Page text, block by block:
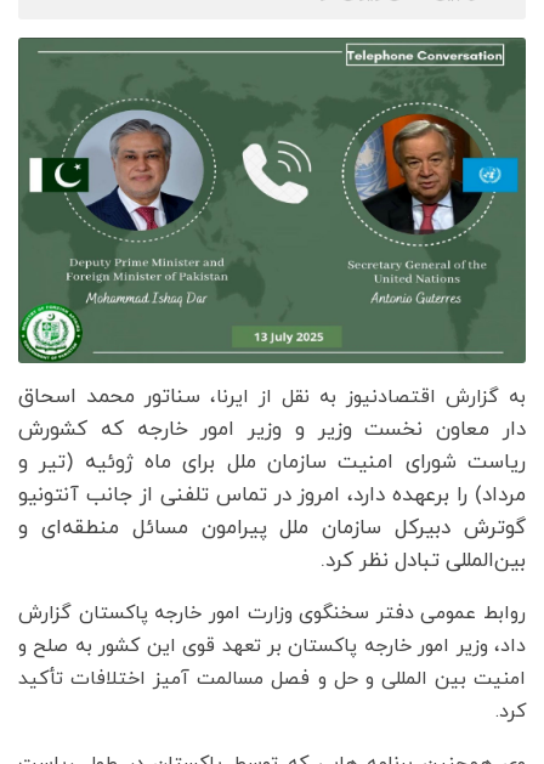
به گزارش اقتصادنیوز به نقل از ایرنا، سناتور محمد اسحاق
دار معاون نخست وزیر و وزیر امور خارجه که کشورش
ریاست شورای امنیت سازمان ملل برای ماه ژوئیه (تیر و
مرداد) را برعهده دارد، امروز در تماس تلفنی از جانب آنتونیو
گوترش دبیرکل سازمان ملل پیرامون مسائل منطقه‌ای و
بین‌المللی تبادل نظر کرد.
روابط عمومی دفتر سخنگوی وزارت امور خارجه پاکستان گزارش
داد، وزیر امور خارجه پاکستان بر تعهد قوی این کشور به صلح و
امنیت بین المللی و حل و فصل مسالمت آمیز اختلافات تأکید
کرد.